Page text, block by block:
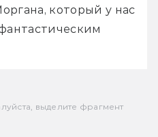
который у нас
выделите фрагмент